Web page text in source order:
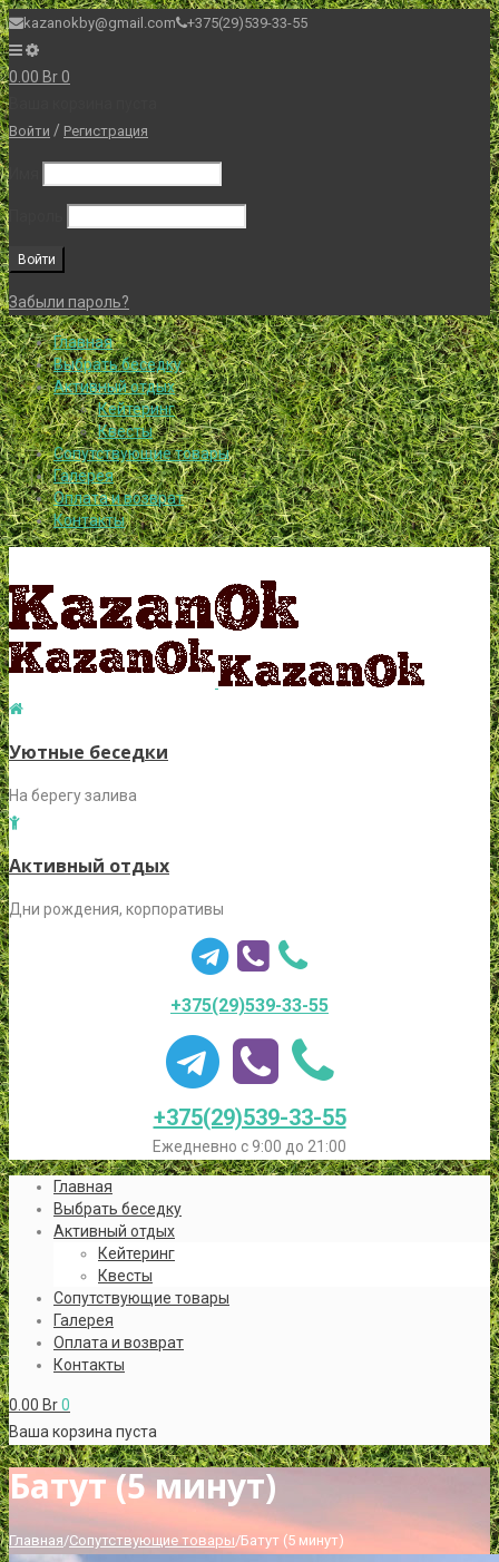
kazanokby@gmail.com +375(29)539-33-55
0.00 Br0
Войти / Регистрация
Забыли пароль?
Главная
Выбрать беседку
Активный отдых
Кейтеринг
Квесты
Сопутствующие товары
Галерея
Оплата и возврат
Контакты
Уютные беседки
На берегу залива
Активный отдых
Дни рождения, корпоративы
+375(29)539-33-55
+375(29)539-33-55
Ежедневно с 9:00 до 21:00
Главная
Выбрать беседку
Активный отдых
Кейтеринг
Квесты
Сопутствующие товары
Галерея
Оплата и возврат
Контакты
0.00 Br0
Ваша корзина пуста
Батут (5 минут)
Главная/Сопутствующие товары/Батут (5 минут)